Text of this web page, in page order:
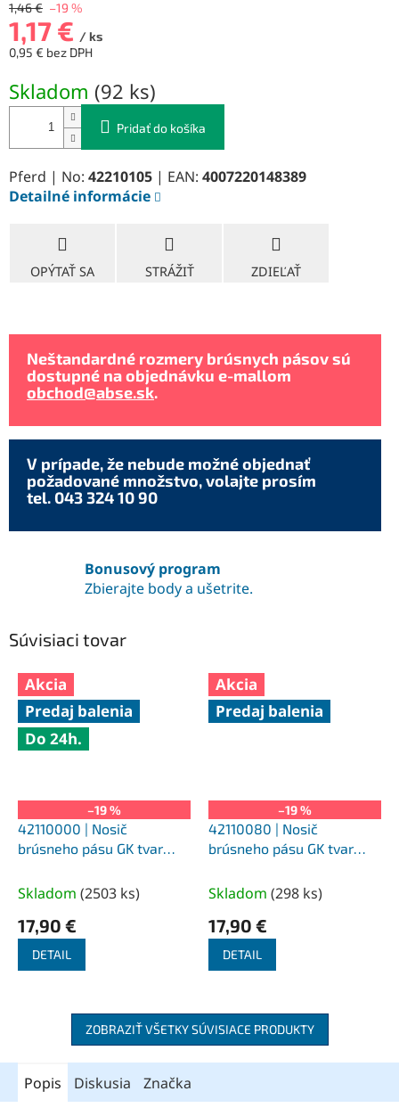
1,46 € –19 %
1,17 € / ks
0,95 € bez DPH
cena:
Skladom (92 ks)
Pridať do košíka
Pferd | No: 42210105 | EAN: 4007220148389
Detailné informácie
OPÝTAŤ SA STRÁŽIŤ ZDIEĽAŤ
Neštandardné rozmery brúsnych pásov sú
dostupné na objednávku e-mallom
obchod@abse.sk.
V prípade, že nebude možné objednať
požadované množstvo, volajte prosím
tel. 043 324 10 90
Bonusový program
Zbierajte body a ušetrite.
Súvisiaci tovar
Akcia
Predaj balenia
Do 24h.
–19 %
42110000 | Nosič
brúsneho pásu GK tvar
Skladom (2503 ks)
17,90 €
DETAIL
Akcia
Predaj balenia
–19 %
42110080 | Nosič
brúsneho pásu GK tvar
Skladom (298 ks)
17,90 €
DETAIL
ZOBRAZIŤ VŠETKY SÚVISIACE PRODUKTY
Popis Diskusia Značka